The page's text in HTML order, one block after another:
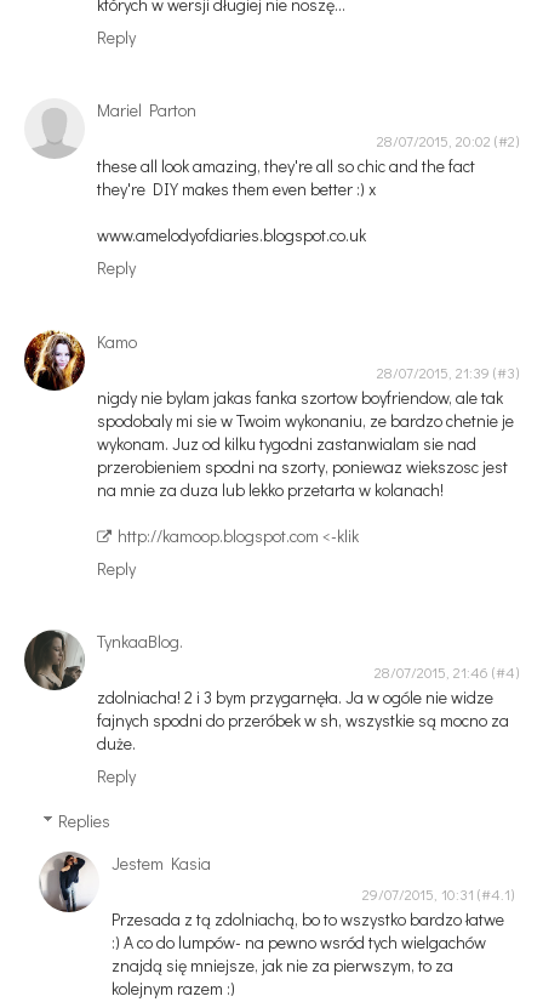
Reply
Mariel Parton
28/07/2015, 20:02
these all look amazing, they're all so chic and the fact
they're DIY makes them even better :) x
www.amelodyofdiaries.blogspot.co.uk
Reply
Kamo
28/07/2015, 21:39
nigdy nie bylam jakas fanka szortow boyfriendow, ale tak
spodobaly mi sie w Twoim wykonaniu, ze bardzo chetnie je
wykonam. Juz od kilku tygodni zastanwialam sie nad
przerobieniem spodni na szorty, poniewaz wiekszosc jest
na mnie za duza lub lekko przetarta w kolanach!
http://kamoop.blogspot.com <-klik
Reply
TynkaaBlog.
28/07/2015, 21:46
zdolniacha! 2 i 3 bym przygarnęła. Ja w ogóle nie widze
fajnych spodni do przeróbek w sh, wszystkie są mocno za
duże.
Reply
Replies
Jestem Kasia
29/07/2015, 10:31
Przesada z tą zdolniachą, bo to wszystko bardzo łatwe
:) A co do lumpów- na pewno wsród tych wielgachów
znajdą się mniejsze, jak nie za pierwszym, to za
kolejnym razem :)